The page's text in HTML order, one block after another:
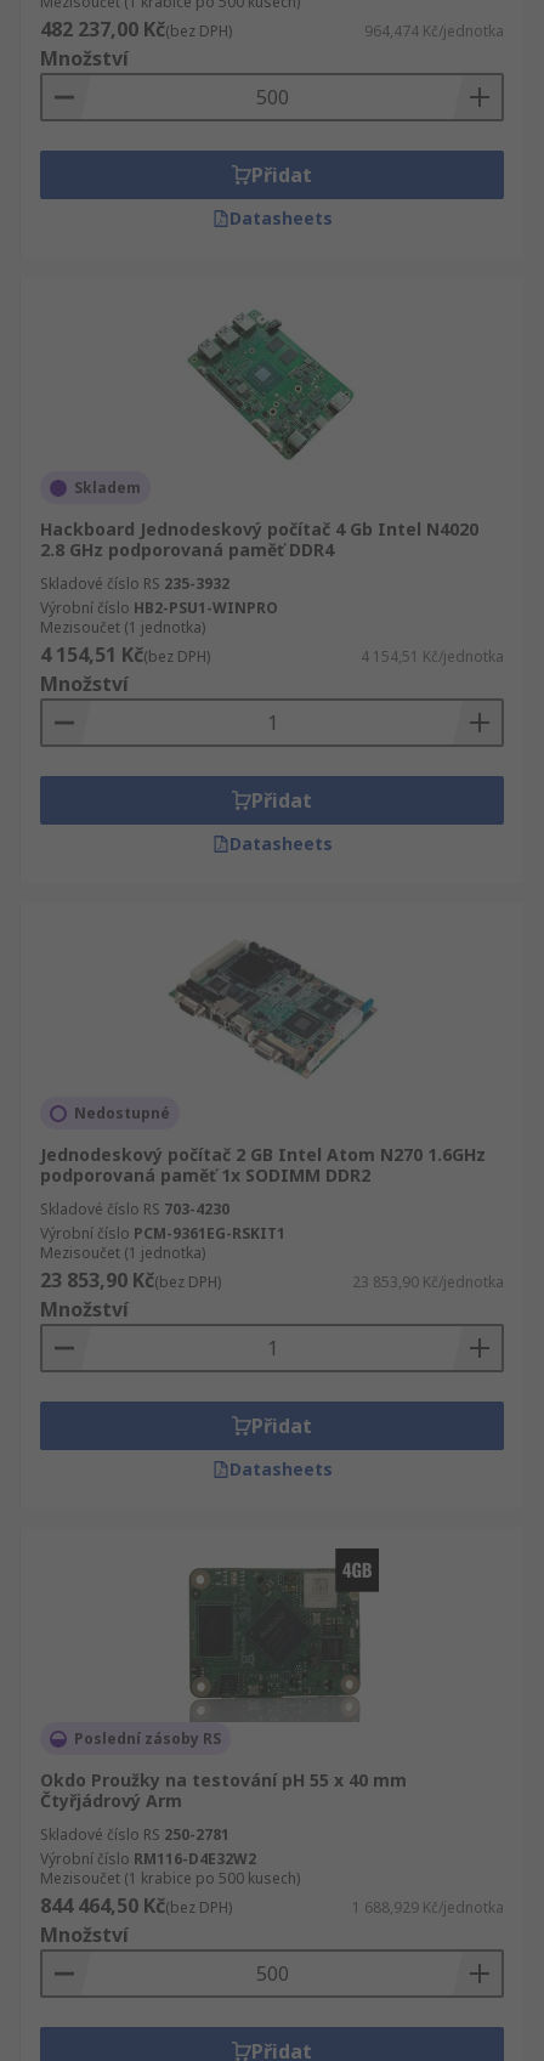
482 237,00 Kč(bez DPH) 964,474 Kč/jednotka
Množství
Přidat
Datasheets
Skladem
Hackboard Jednodeskový počítač 4 Gb Intel N4020
2.8 GHz podporovaná paměť DDR4
Skladové číslo RS 235-3932
Výrobní číslo HB2-PSU1-WINPRO
Mezisoučet (1 jednotka)
4 154,51 Kč(bez DPH) 4 154,51 Kč/jednotka
Množství
Přidat
Datasheets
Nedostupné
Jednodeskový počítač 2 GB Intel Atom N270 1.6GHz
podporovaná paměť 1x SODIMM DDR2
Skladové číslo RS 703-4230
Výrobní číslo PCM-9361EG-RSKIT1
Mezisoučet (1 jednotka)
23 853,90 Kč(bez DPH) 23 853,90 Kč/jednotka
Množství
Přidat
Datasheets
Poslední zásoby RS
Okdo Proužky na testování pH 55 x 40 mm
Čtyřjádrový Arm
Skladové číslo RS 250-2781
Výrobní číslo RM116-D4E32W2
Mezisoučet (1 krabice po 500 kusech)
844 464,50 Kč(bez DPH) 1 688,929 Kč/jednotka
Množství
Přidat